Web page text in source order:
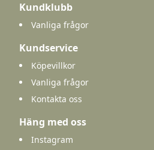
Kundklubb
Vanliga frågor
Kundservice
Köpevillkor
Vanliga frågor
Kontakta oss
Häng med oss
Instagram